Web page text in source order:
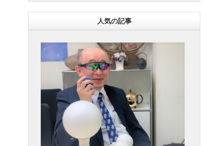
人気の記事